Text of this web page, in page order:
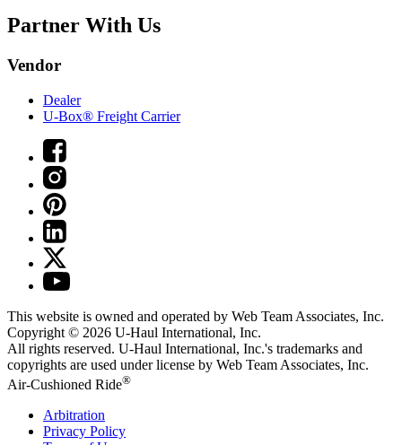
Partner With Us
Vendor
Dealer
U-Box® Freight Carrier
This website is owned and operated by Web Team Associates, Inc.
Copyright © 2026 U-Haul International, Inc.
All rights reserved. U-Haul International, Inc.'s trademarks and
copyrights are used under license by Web Team Associates, Inc.
Air-Cushioned Ride®
Arbitration
Privacy Policy